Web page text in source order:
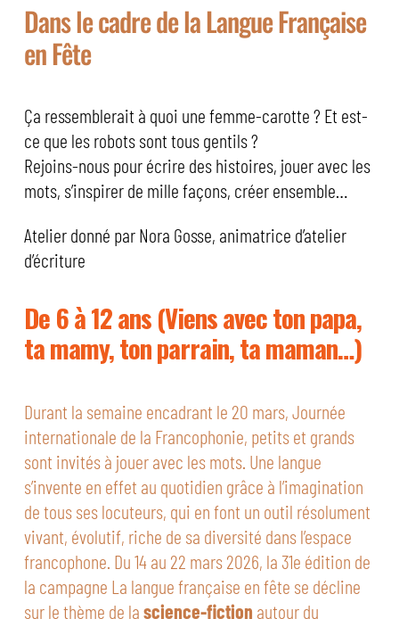
Dans le cadre de la Langue Française
en Fête
Ça ressemblerait à quoi une femme-carotte ? Et est-
ce que les robots sont tous gentils ?
Rejoins-nous pour écrire des histoires, jouer avec les
mots, s’inspirer de mille façons, créer ensemble…
Atelier donné par Nora Gosse, animatrice d’atelier
d’écriture
De 6 à 12 ans (Viens avec ton papa,
ta mamy, ton parrain, ta maman…)
Durant la semaine encadrant le 20 mars, Journée
internationale de la Francophonie, petits et grands
sont invités à jouer avec les mots. Une langue
s’invente en effet au quotidien grâce à l’imagination
de tous ses locuteurs, qui en font un outil résolument
vivant, évolutif, riche de sa diversité dans l’espace
francophone. Du 14 au 22 mars 2026, la 31e édition de
la campagne La langue française en fête se décline
sur le thème de lascience-fiction autour du